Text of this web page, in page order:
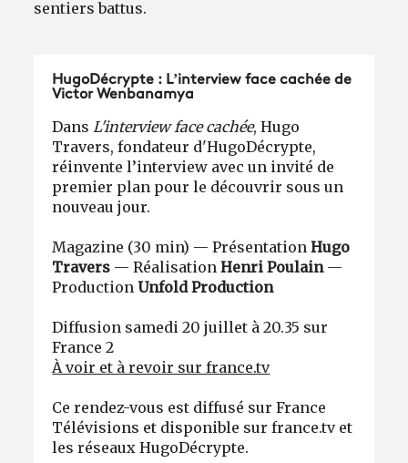
sentiers battus.
HugoDécrypte : L’interview face cachée de
Victor Wenbanamya
DansL'interview face cachée, Hugo
Travers, fondateur d'HugoDécrypte,
réinvente l’interview avec un invité de
premier plan pour le découvrir sous un
nouveau jour.
Magazine (30 min) — Présentation Hugo
Travers — RéalisationHenri Poulain—
Production Unfold Production
Diffusion samedi 20 juillet à 20.35 sur
France 2
À voir et à revoir sur france.tv
Ce rendez-vous est diffusé sur France
Télévisions et disponible sur france.tv et
les réseaux HugoDécrypte.